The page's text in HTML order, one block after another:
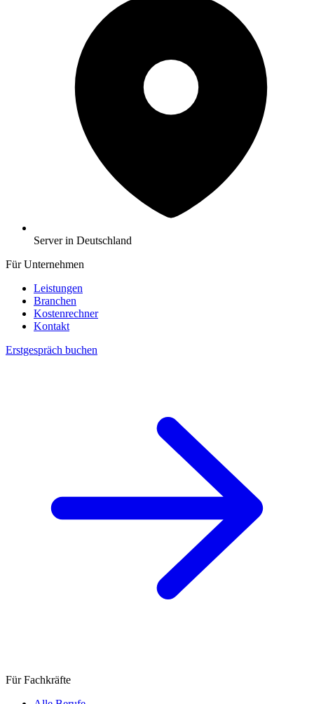
Server in Deutschland
Für Unternehmen
Leistungen
Branchen
Kostenrechner
Kontakt
Erstgespräch buchen
Für Fachkräfte